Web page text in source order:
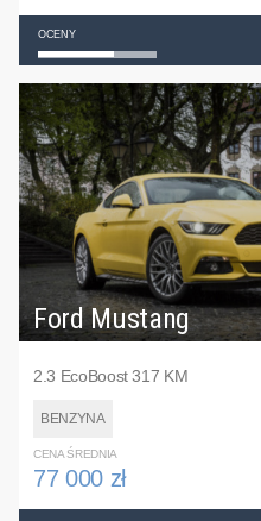
OCENY
Ford Mustang
2.3 EcoBoost 317 KM
BENZYNA
CENA ŚREDNIA
77 000 zł